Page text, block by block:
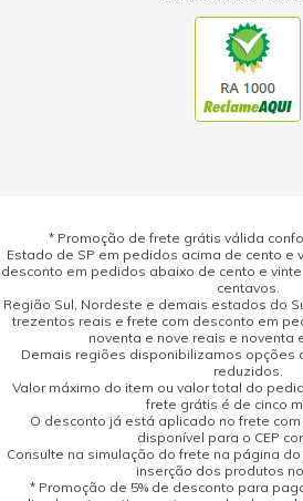
* Promoção de frete grátis válida
Estado de SP em pedidos acima de cento e
desconto em pedidos abaixo de cento e
centavos.
Região Sul, Nordeste e demais estados do
trezentos reais e frete com desconto em
noventa e nove reais e noventa
Demais regiões disponibilizamos opções
reduzidos.
Valor máximo do item ou valor total do
frete grátis é de cinco
O desconto já está aplicado no frete
disponível para o CEP
Consulte na simulação do frete na página
inserção dos produtos
* Promoção de 5% de desconto para